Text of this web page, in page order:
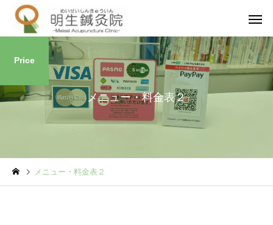
不妊治療で仕事辞めてよか
流産後の妊娠はいつか
メニュー・料金表２
Price
メニュー・料金表２